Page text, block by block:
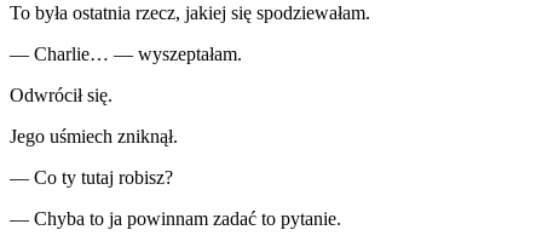
To była ostatnia rzecz, jakiej się spodziewałam.
— Charlie… — wyszeptałam.
Odwrócił się.
Jego uśmiech zniknął.
— Co ty tutaj robisz?
— Chyba to ja powinnam zadać to pytanie.